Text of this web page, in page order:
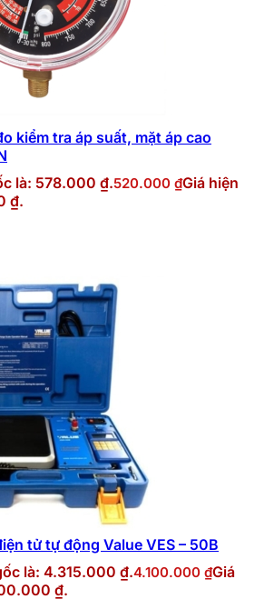
kiểm tra áp suất, mặt áp cao
là: 578.000 ₫.520.000 ₫Giá hiện
₫.
tử tự động Value VES – 50B
là: 4.315.000 ₫.4.100.000 ₫Giá
₫.